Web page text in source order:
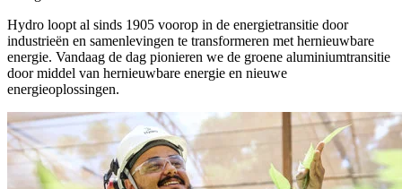
Hydro loopt al sinds 1905 voorop in de energietransitie door
industrieën en samenlevingen te transformeren met hernieuwbare
energie. Vandaag de dag pionieren we de groene aluminiumtransitie
door middel van hernieuwbare energie en nieuwe
energieoplossingen.